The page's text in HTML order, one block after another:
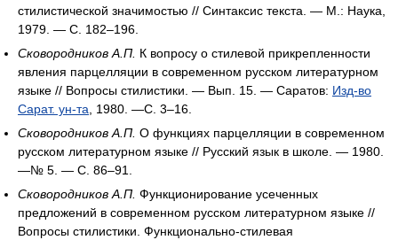
стилистической значимостью // Синтаксис текста. — М.: Наука,
1979. — С. 182–196.
Сковородников А.П. К вопросу о стилевой прикрепленности
явления парцелляции в современном русском литературном
языке // Вопросы стилистики. — Вып. 15. — Саратов: Изд-во
Сарат. ун-та , 1980. —С. 3–16.
Сковородников А.П. О функциях парцелляции в современном
русском литературном языке // Русский язык в школе. — 1980.
—№ 5. — С. 86–91.
Сковородников А.П. Функционирование усеченных
предложений в современном русском литературном языке //
Вопросы стилистики. Функционально-стилевая